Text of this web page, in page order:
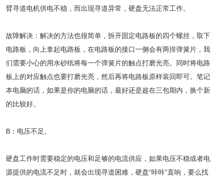
臂寻道电机供电不稳，而出现寻道异常，硬盘无法正常工作。
故障解决：解决的方法也很简单，拆开固定电路板的四个螺丝，取下
电路板，向上拿起电路板，在电路板的接口一侧会有两排弹簧片，我
们需要小心的用水砂纸将每一个弹簧片的触点打磨光亮。同时将电路
板上的对应触点也要打磨光亮，然后再将电路板原样装回即可。笔记
本电脑的话，如果是你的电脑的话，最好还是趁在三包期内，换个新
的比较好。
B：电压不足。
硬盘工作时需要稳定的电压和足够的电流供应，如果电压不稳或者电
源提供的电流不足时，就会出现寻道困难，硬盘“咔咔”直响，要么找